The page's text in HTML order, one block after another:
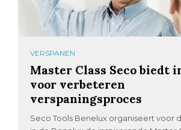
VERSPANEN
Master Class Seco biedt
voor verbeteren
verspaningsproces
Seco Tools Benelux organiseert voor